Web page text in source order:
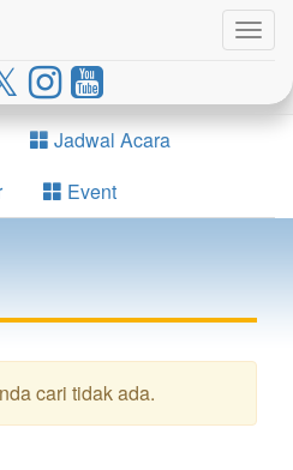
Jadwal Acara
Event
cari tidak ada.